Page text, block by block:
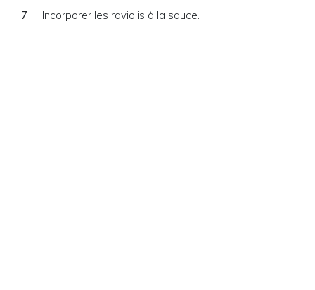
Incorporer les raviolis à la sauce.